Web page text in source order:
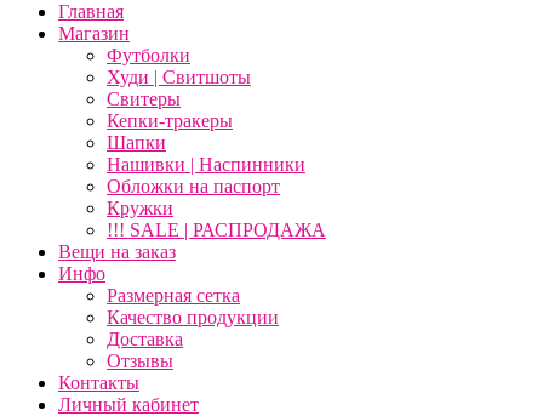
Главная
Магазин
Футболки
Худи | Свитшоты
Свитеры
Кепки-тракеры
Шапки
Нашивки | Наспинники
Обложки на паспорт
Кружки
!!! SALE | РАСПРОДАЖА
Вещи на заказ
Инфо
Размерная сетка
Качество продукции
Доставка
Отзывы
Контакты
Личный кабинет